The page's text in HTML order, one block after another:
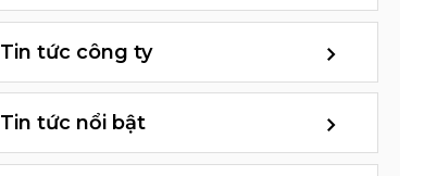
Tin tức công ty
Tin tức nổi bật